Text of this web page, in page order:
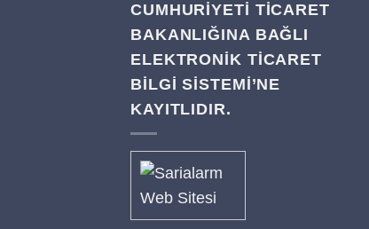
CUMHURİYETİ TİCARET
BAKANLIĞINA BAĞLI
ELEKTRONİK TİCARET
BİLGİ SİSTEMİ’NE
KAYITLIDIR.